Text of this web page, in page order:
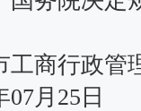
工商行政
月25日